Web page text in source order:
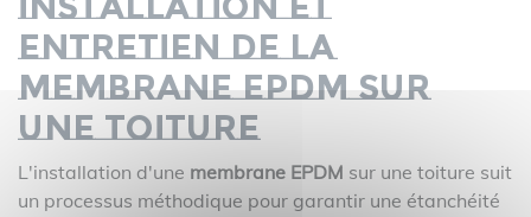
entretien de la
membrane EPDM sur
une toiture
L'installation d'une membrane EPDM sur une toiture suit
un processus méthodique pour garantir une étanchéité